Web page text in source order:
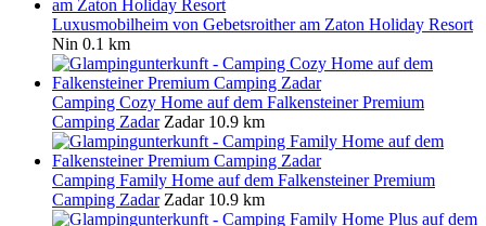
Luxusmobilheim von Gebetsroither am Zaton Holiday Resort
Nin 0.1 km
Camping Cozy Home auf dem Falkensteiner Premium
Camping Zadar Zadar 10.9 km
Camping Family Home auf dem Falkensteiner Premium
Camping Zadar Zadar 10.9 km